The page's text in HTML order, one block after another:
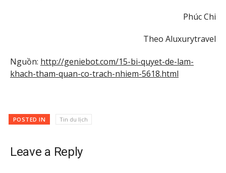
Phúc Chi
Theo Aluxurytravel
Nguồn: http://geniebot.com/15-bi-quyet-de-lam-
khach-tham-quan-co-trach-nhiem-5618.html
POSTED IN Tin du lịch
Leave a Reply